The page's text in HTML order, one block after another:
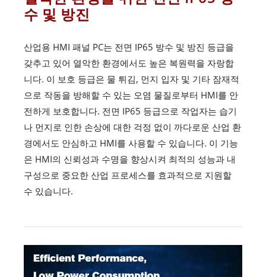
수 및 방진
산업용 HMI 패널 PC는 전면 IP65 방수 및 방진 등급을
갖추고 있어 열악한 환경에서도 높은 복원력을 자랑합
니다. 이 보호 등급은 물 튀김, 먼지 입자 및 기타 잠재적
으로 작동을 방해할 수 있는 오염 물질로부터 HMI를 안
전하게 보호합니다. 전면 IP65 등급으로 작업자는 습기
나 먼지로 인한 손상에 대한 걱정 없이 까다로운 산업 환
경에서도 안심하고 HMI를 사용할 수 있습니다. 이 기능
은 HMI의 신뢰성과 수명을 향상시켜 최적의 성능과 내
구성으로 중요한 산업 프로세스를 효과적으로 지원할
수 있습니다.